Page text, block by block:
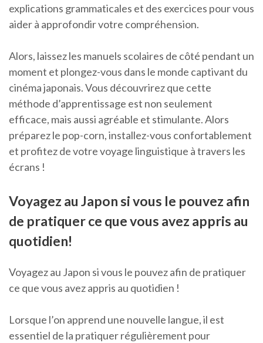
explications grammaticales et des exercices pour vous
aider à approfondir votre compréhension.
Alors, laissez les manuels scolaires de côté pendant un
moment et plongez-vous dans le monde captivant du
cinéma japonais. Vous découvrirez que cette
méthode d’apprentissage est non seulement
efficace, mais aussi agréable et stimulante. Alors
préparez le pop-corn, installez-vous confortablement
et profitez de votre voyage linguistique à travers les
écrans !
Voyagez au Japon si vous le pouvez afin
de pratiquer ce que vous avez appris au
quotidien!
Voyagez au Japon si vous le pouvez afin de pratiquer
ce que vous avez appris au quotidien !
Lorsque l’on apprend une nouvelle langue, il est
essentiel de la pratiquer régulièrement pour